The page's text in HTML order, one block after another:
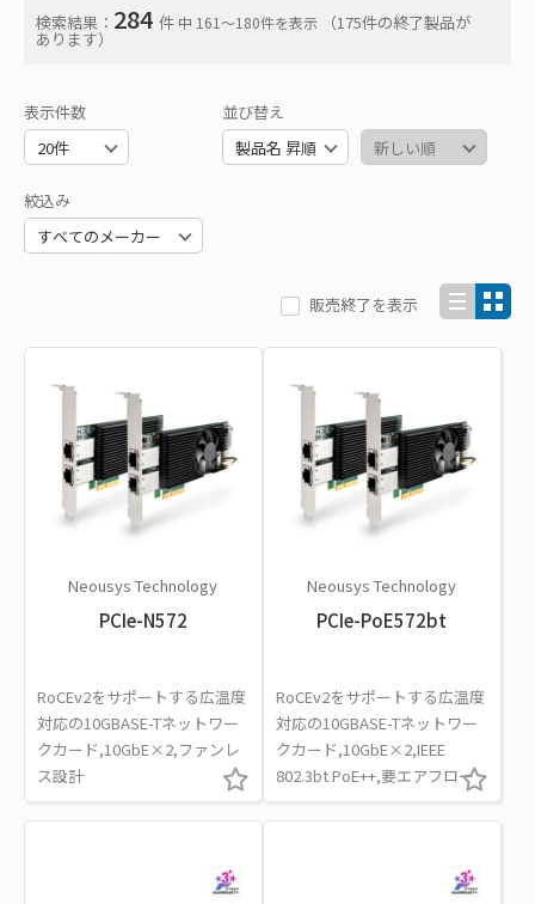
検索結果： 284 件 中 161〜180件を表示 （175件の終了製品が
あります）
表示件数 並び替え
絞込み
販売終了を表示
Neousys Technology
PCIe-N572
RoCEv2をサポートする広温度
対応の10GBASE-Tネットワー
クカード,10GbE×2,ファンレ
ス設計
Neousys Technology
PCIe-PoE572bt
RoCEv2をサポートする広温度
対応の10GBASE-Tネットワー
クカード,10GbE×2,IEEE
802.3bt PoE++,要エアフロー